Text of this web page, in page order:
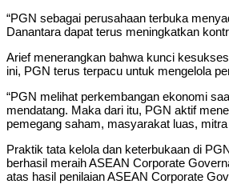
“PGN sebagai perusahaan terbuka
Danantara dapat terus meningkatkan
Arief menerangkan bahwa kunci
ini, PGN terus terpacu untuk mengelola
“PGN melihat perkembangan ekonomi
mendatang. Maka dari itu, PGN aktif
pemegang saham, masyarakat luas,
Praktik tata kelola dan keterbukaan di
berhasil meraih ASEAN Corporate
atas hasil penilaian ASEAN Corporate